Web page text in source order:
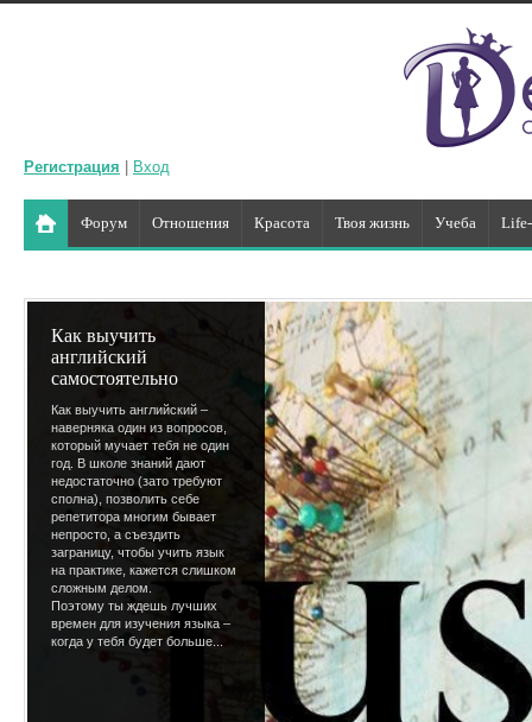
Регистрация Вход
Форум Отношения Красота Твоя жизнь Учеба
Как выучить
английский
самостоятельно
Как выучить английский –
наверняка один из вопросов,
который мучает тебя не один
год. В школе знаний дают
недостаточно (зато требуют
сполна), позволить себе
репетитора многим бывает
непросто, а съездить
заграницу, чтобы учить язык
на практике, кажется слишком
сложным делом.
Поэтому ты ждешь лучших
времен для изучения языка –
когда у тебя будет больше...